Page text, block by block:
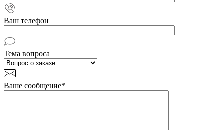
Ваш телефон
Тема вопроса
Ваше сообщение*